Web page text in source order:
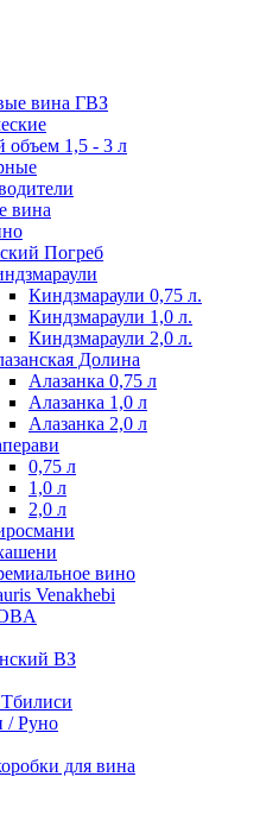
вина ГВЗ
объем 1,5 - 3 л
вина
Погреб
Киндзмараули 0,75 л.
Киндзмараули 1,0 л.
Киндзмараули 2,0 л.
Долина
Алазанка 0,75 л
Алазанка 1,0 л
Алазанка 2,0 л
0,75 л
1,0 л
2,0 л
вино
Venakhebi
ВЗ
/ Руно
для вина